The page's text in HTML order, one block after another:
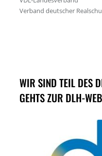
WIR SIND TEIL DES
GEHTS ZUR DLH-